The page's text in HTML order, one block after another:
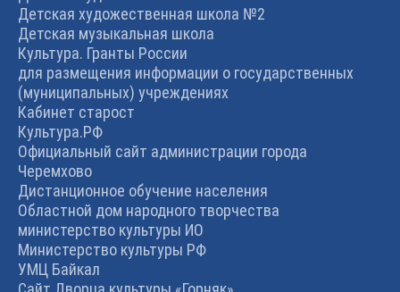
Детская художественная школа №2
Детская музыкальная школа
Культура. Гранты России
для размещения информации о государственных
(муниципальных) учреждениях
Кабинет старост
Культура.РФ
Официальный сайт администрации города
Черемхово
Дистанционное обучение населения
Областной дом народного творчества
министерство культуры ИО
Министерство культуры РФ
УМЦ Байкал